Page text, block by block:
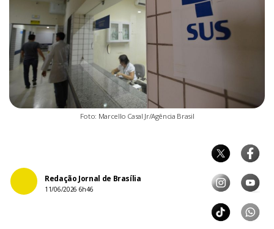
Foto: Marcello Casal Jr/Agência Brasil
Redação Jornal de Brasília
11/06/2026 6h46